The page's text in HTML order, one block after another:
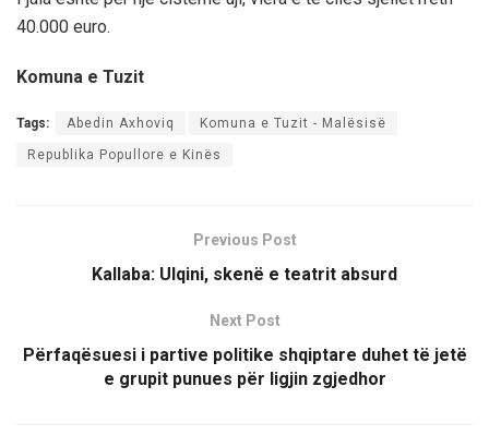
40.000 euro.
Komuna e Tuzit
Tags: Abedin Axhoviq Komuna e Tuzit - Malësisë
Republika Popullore e Kinës
Previous Post
Kallaba: Ulqini, skenë e teatrit absurd
Next Post
Përfaqësuesi i partive politike shqiptare duhet të jetë
e grupit punues për ligjin zgjedhor